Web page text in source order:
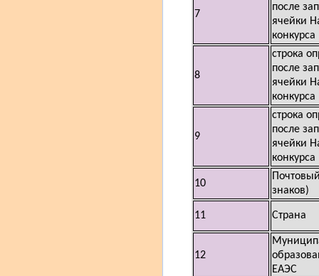
7
после
ячейки
конкурса
8
строка
после
ячейки
конкурса
9
строка
после
ячейки
конкурса
10
знаков)
11 Страна
12
ЕАЭС